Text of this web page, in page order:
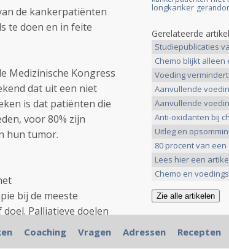
de kankerpatiënten
te doen en in feite
Medizinische Kongress
dat uit een niet
is dat patiënten die
voor 80% zijn
hun tumor.
bij de meeste
Palliatieve doelen
van de kwaliteit
leven ernstig wordt
longkanker
Gerelateerde
Studiepublicaties
>>
Chemo blijkt alleen
Voeding
Aanvullende
voedingsuppletie
Aanvullende
voedingsuppletie
Anti-oxidanten bij
verminderen >>
Uitleg en
80 procent van een
chemobehandeling
Lees hier een
Chemo en
>>
Coaching Vragen Adressen Recepten